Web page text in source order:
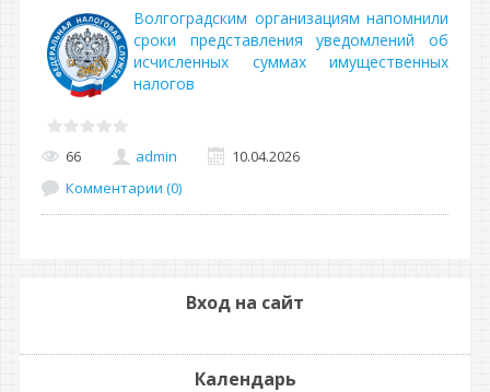
Волгоградским организациям напомнили
сроки представления уведомлений об
исчисленных суммах имущественных
налогов
66 admin
10.04.2026
Комментарии (0)
Вход на сайт
Календарь